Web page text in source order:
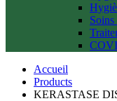
Soins
Accueil
Products
KERASTASE